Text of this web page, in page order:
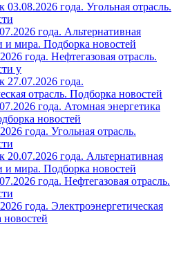
03.08.2026 года. Угольная отрасль.
года. Альтернативная
и мира. Подборка новостей
года. Нефтегазовая отрасль.
у
27.07.2026 года.
отрасль. Подборка новостей
года. Атомная энергетика
новостей
года. Угольная отрасль.
20.07.2026 года. Альтернативная
и мира. Подборка новостей
года. Нефтегазовая отрасль.
года. Электроэнергетическая
новостей